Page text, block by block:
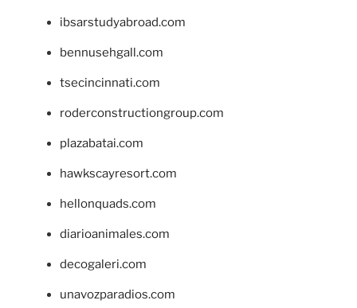
ibsarstudyabroad.com
bennusehgall.com
tsecincinnati.com
roderconstructiongroup.com
plazabatai.com
hawkscayresort.com
hellonquads.com
diarioanimales.com
decogaleri.com
unavozparadios.com